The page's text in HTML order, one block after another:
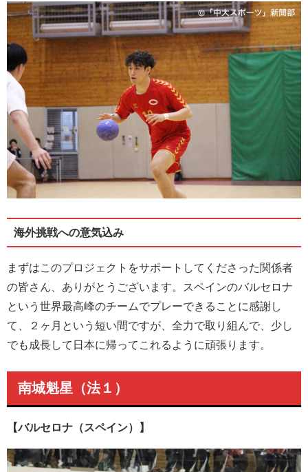
海外挑戦への意気込み
まずはこのプロジェクトをサポートしてくださった関係者
の皆さん、ありがとうございます。スペインのバルセロナ
という世界最高峰のチームでプレーできることに感謝し
て、２ヶ月という短い間ですが、全力で取り組んで、少し
でも成長して日本に帰ってこれるように頑張ります。
南城魁星（法１）
【バルセロナ（スペイン）】